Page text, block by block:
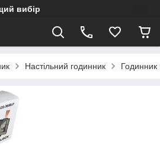
вибір
Настільний годинник Годинник